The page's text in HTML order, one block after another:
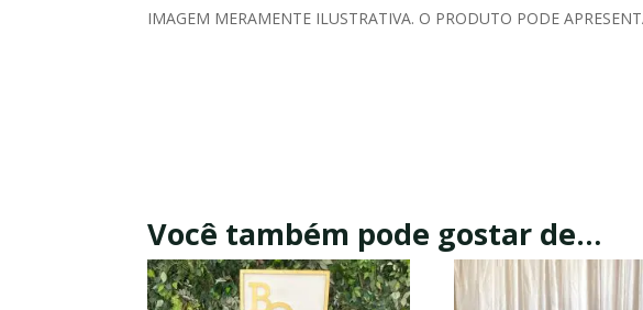
IMAGEM MERAMENTE ILUSTRATIVA. O PRODUTO PODE
Você também pode gostar de…